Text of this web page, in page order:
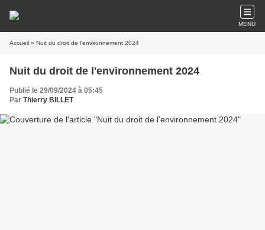
MENU
Accueil » Nuit du droit de l'environnement 2024
Nuit du droit de l'environnement 2024
Publié le 29/09/2024 à 05:45
Par Thierry BILLET